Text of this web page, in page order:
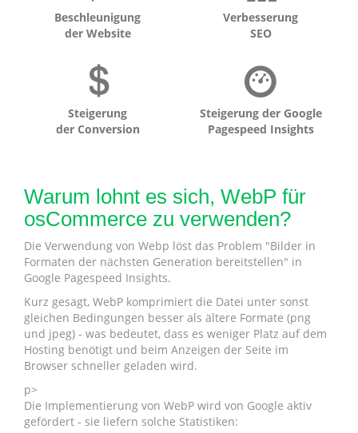
Beschleunigung
der Website
Verbesserung
SEO
Steigerung
der Conversion
Steigerung der Google
Pagespeed Insights
Warum lohnt es sich, WebP für
osCommerce zu verwenden?
Die Verwendung von Webp löst das Problem "Bilder in
Formaten der nächsten Generation bereitstellen" in
Google Pagespeed Insights.
Kurz gesagt, WebP komprimiert die Datei unter sonst
gleichen Bedingungen besser als ältere Formate (png
und jpeg) - was bedeutet, dass es weniger Platz auf dem
Hosting benötigt und beim Anzeigen der Seite im
Browser schneller geladen wird.
p>
Die Implementierung von WebP wird von Google aktiv
gefördert - sie liefern solche Statistiken: